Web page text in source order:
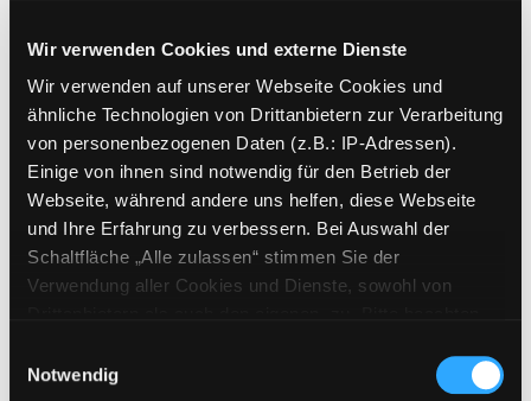
Wir verwenden Cookies und externe Dienste
Wir verwenden auf unserer Webseite Cookies und
ähnliche Technologien von Drittanbietern zur Verarbeitung
von personenbezogenen Daten (z.B.: IP-Adressen).
Einige von ihnen sind notwendig für den Betrieb der
Webseite, während andere uns helfen, diese Webseite
und Ihre Erfahrung zu verbessern. Bei Auswahl der
Schaltfläche „Alle zulassen“ stimmen Sie der
Verwendung aller Cookies und Dienste, sowohl von
Cookies von Drittanbietern, eine Verarbeitung in
Notwendig
Mediengruppe:Belletristik
Der Frauenfänger
Verfasser:Fitzek,Sebastian
Jahr: 2010
Übergeordnetes Werk:Weißer
Schnee, rotes Blut
Exemplar-Details von Der Augensammler
Mediengruppe:Belletristik
Suche nach